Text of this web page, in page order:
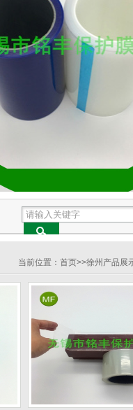
当前位置： 首页>>徐州产品展